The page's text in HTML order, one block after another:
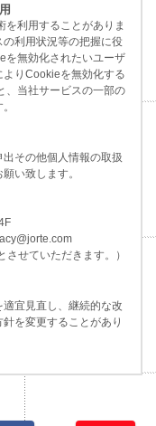
利用することがありま
利用状況等の把握に役
を無効化されたいユーザ
りCookieを無効化する
、当社サービスの一部の
その他個人情報の取扱
い致します。
させていただきます。）
宜見直し、継続的な改
を変更することがあり